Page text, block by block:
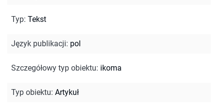
Typ: Tekst
Język publikacji: pol
Szczegółowy typ obiektu: ikoma
Typ obiektu: Artykuł